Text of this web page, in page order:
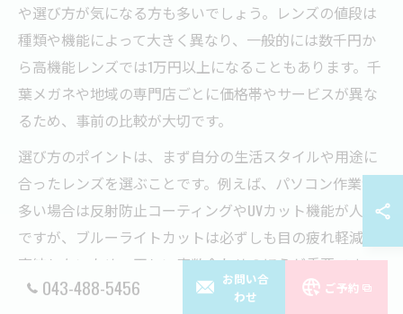
や選び方が気になる方も多いでしょう。レンズの値段は
種類や機能によって大きく異なり、一般的には数千円か
ら高機能レンズでは1万円以上になることもあります。千
葉メガネや地域の専門店ごとに価格帯やサービスが異な
るため、事前の比較が大切です。
選び方のポイントは、まず自分の生活スタイルや用途に
合ったレンズを選ぶことです。例えば、パソコン作業が
多い場合は反射防止コーティングやUVカット機能が人気
ですが、ブルーライトカットは必ずしも目の疲れ軽減に
直結しないため、正しい度数合わせのほうが重要です。
また、店舗によってはフレーム調整や点検サービスが無
043-488-5456
お問い合
わせ
ご予約